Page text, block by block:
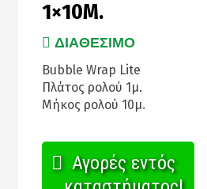
1×10Μ.
ΔΙΑΘΕΣΙΜΟ
Bubble Wrap Lite
Πλάτος ρολού 1μ.
Μήκος ρολού 10μ.
Αγορές εντός